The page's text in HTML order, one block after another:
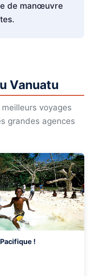
de manœuvre
Vanuatu
voyages
grandes agences
!